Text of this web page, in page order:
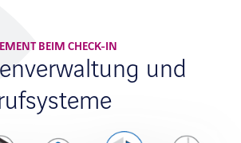
BEIM CHECK-IN
und